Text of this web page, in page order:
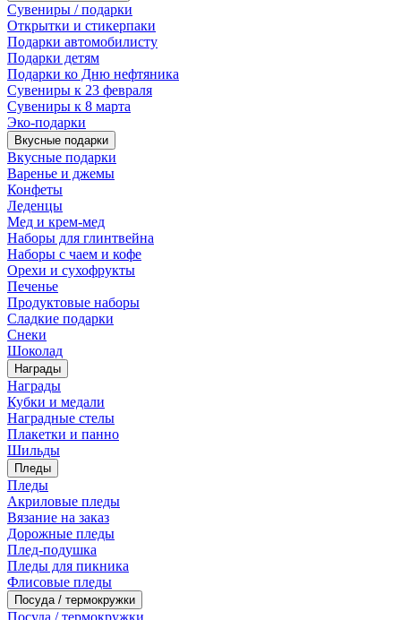
Сувениры / подарки
Открытки и стикерпаки
Подарки автомобилисту
Подарки детям
Подарки ко Дню нефтяника
Сувениры к 23 февраля
Сувениры к 8 марта
Эко-подарки
Вкусные подарки
Вкусные подарки
Варенье и джемы
Конфеты
Леденцы
Мед и крем-мед
Наборы для глинтвейна
Наборы с чаем и кофе
Орехи и сухофрукты
Печенье
Продуктовые наборы
Сладкие подарки
Снеки
Шоколад
Награды
Награды
Кубки и медали
Наградные стелы
Плакетки и панно
Шильды
Пледы
Пледы
Акриловые пледы
Вязание на заказ
Дорожные пледы
Плед-подушка
Пледы для пикника
Флисовые пледы
Посуда / термокружки
Посуда / термокружки